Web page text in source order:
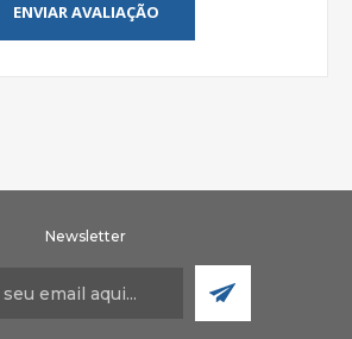
ENVIAR AVALIAÇÃO
Newsletter